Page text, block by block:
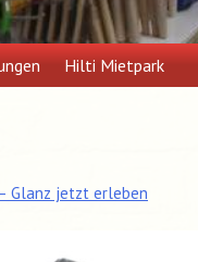
Hilti Mietpark
Glanz jetzt erleben